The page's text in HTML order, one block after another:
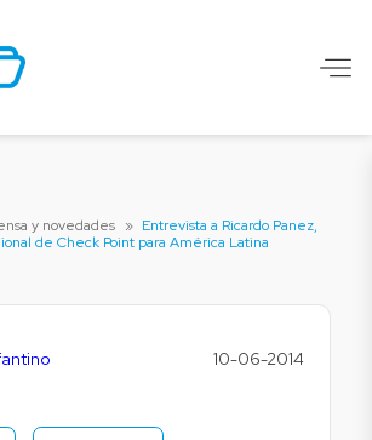
y novedades » Entrevista a Ricardo Panez,
de Check Point para América Latina
10-06-2014